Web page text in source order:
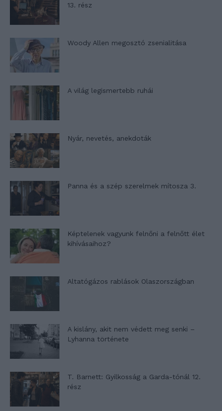
13. rész
Woody Allen megosztó zsenialitása
A világ legismertebb ruhái
Nyár, nevetés, anekdoták
Panna és a szép szerelmek mítosza 3.
Képtelenek vagyunk felnőni a felnőtt élet
kihívásaihoz?
Altatógázos rablások Olaszországban
A kislány, akit nem védett meg senki –
Lyhanna története
T. Barnett: Gyilkosság a Garda-tónál 12.
rész